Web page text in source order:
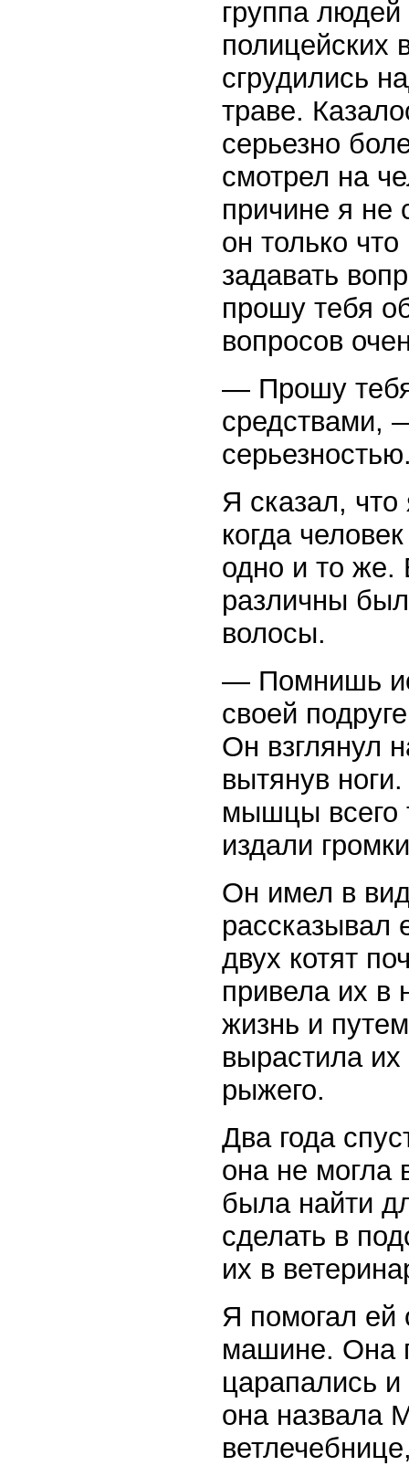
группа
полицейских
сгрудились
траве.
серьезно
смотрел на
причине я не
он только
задавать
прошу тебя
вопросов
— Прошу
средствами,
Я сказал,
когда
одно и то же.
различны
волосы.
— Помнишь
своей
Он взглянул
вытянув
мышцы всего
издали
Он имел в
рассказывал
двух котят
привела их в
жизнь и
вырастила их
рыжего.
Два года
она не могла
была найти
сделать в
их в
Я помогал ей
машине. Она
царапались
она назвала